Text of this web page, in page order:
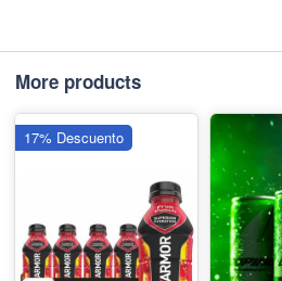
More products
17% Descuento